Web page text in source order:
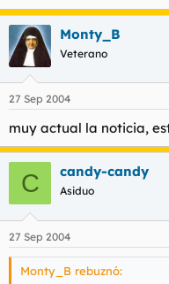
Monty_B
Veterano
27 Sep 2004
muy actual la noticia,
C candy-candy
Asiduo
27 Sep 2004
Monty_B rebuznó: